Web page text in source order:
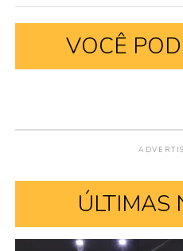
VOCÊ
ÚLTIMAS